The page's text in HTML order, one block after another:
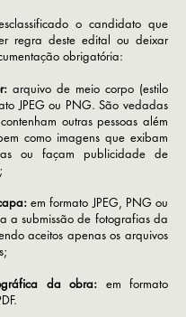
o candidato que
regra deste edital ou deixar
obrigatória:
arquivo de meio corpo (estilo
JPEG ou PNG. São vedadas
outras pessoas além
como imagens que exibam
ou façam publicidade de
em formato JPEG, PNG ou
a submissão de fotografias da
aceitos apenas os arquivos
da obra: em formato